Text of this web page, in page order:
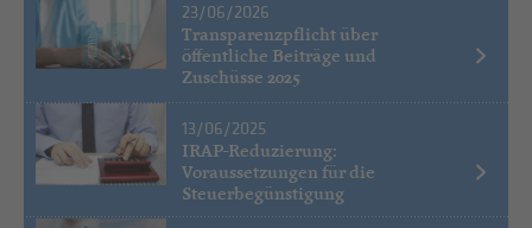
23/06/2026
Transparenzpflicht über
öffentliche Beiträge und
Zuschüsse 2025
13/06/2025
IRAP-Reduzierung:
Voraussetzungen für die
Steuerbegünstigung